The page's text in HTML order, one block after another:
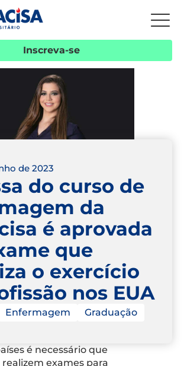
Inscreva-se
de 2023
do curso de
da
é aprovada
que
o exercício
nos EUA
Enfermagem Graduação
é necessário que
exames para